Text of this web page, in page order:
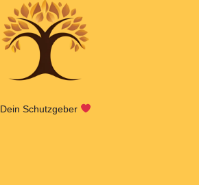
Dein Schutzgeber